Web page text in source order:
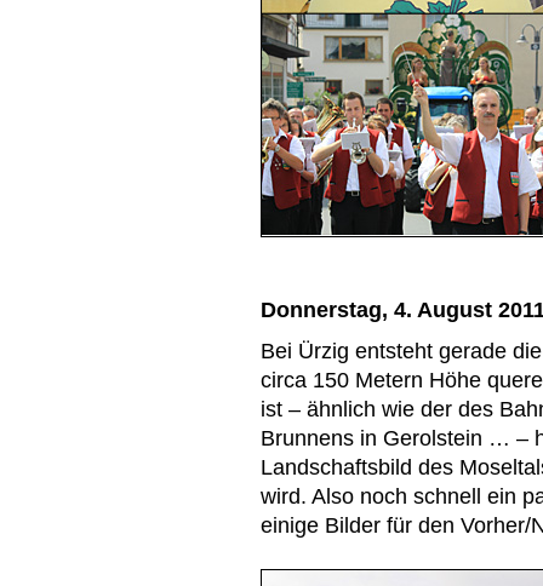
Donnerstag, 4. August
Bei Ürzig entsteht gerade
circa 150 Metern Höhe
ist – ähnlich wie der des
Brunnens in Gerolstein … –
Landschaftsbild des
wird. Also noch schnell ein
einige Bilder für den Vorher/